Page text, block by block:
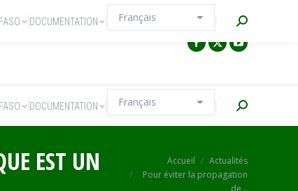
DOCUMENTATION Recherche
EST UN
Vous êtes ici :
Accueil
Actualités
Pour éviter la propagation
de…
DOCUMENTATION Recherche